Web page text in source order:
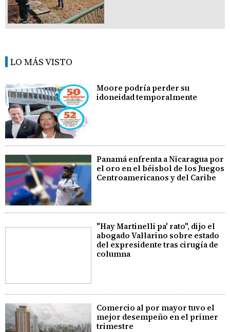
LO MÁS VISTO
Moore podría perder su
idoneidad temporalmente
Panamá enfrenta a Nicaragua por
el oro en el béisbol de los Juegos
Centroamericanos y del Caribe
"Hay Martinelli pa' rato", dijo el
abogado Vallarino sobre estado
del expresidente tras cirugía de
columna
Comercio al por mayor tuvo el
mejor desempeño en el primer
trimestre